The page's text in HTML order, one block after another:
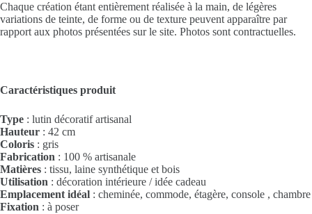
Chaque création étant entièrement réalisée à la main, de légères
variations de teinte, de forme ou de texture peuvent apparaître par
rapport aux photos présentées sur le site. Photos sont contractuelles.
Caractéristiques produit
Type : lutin décoratif artisanal
Hauteur : 42 cm
Coloris : gris
Fabrication : 100 % artisanale
Matières : tissu, laine synthétique et bois
Utilisation : décoration intérieure / idée cadeau
Emplacement idéal : cheminée, commode, étagère, console , chambre
Fixation : à poser